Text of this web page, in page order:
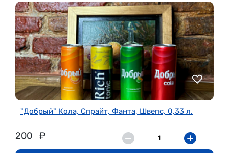
"Добрый" Кола, Спрайт, Фанта, Швепс, 0,33 л.
200 ₽